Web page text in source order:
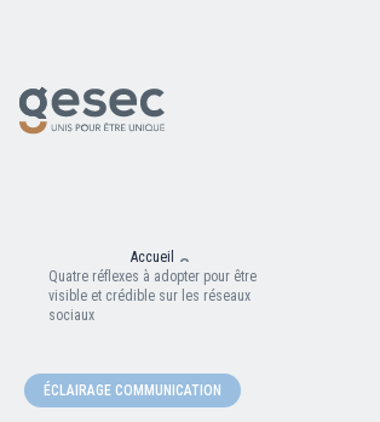
Qui sommes-nous ?
Recherche
Accueil
Quatre réflexes à adopter pour être
visible et crédible sur les réseaux
sociaux
ÉCLAIRAGE COMMUNICATION